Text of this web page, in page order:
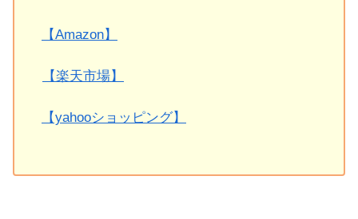
【Amazon】
【楽天市場】
【yahooショッピング】